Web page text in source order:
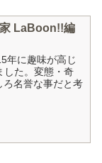
家 LaBoon!!編
年に趣味が高じ
した。変態・奇
ろ名誉な事だと考